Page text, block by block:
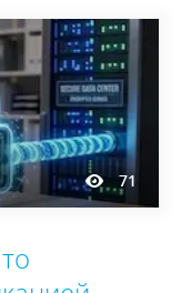
71